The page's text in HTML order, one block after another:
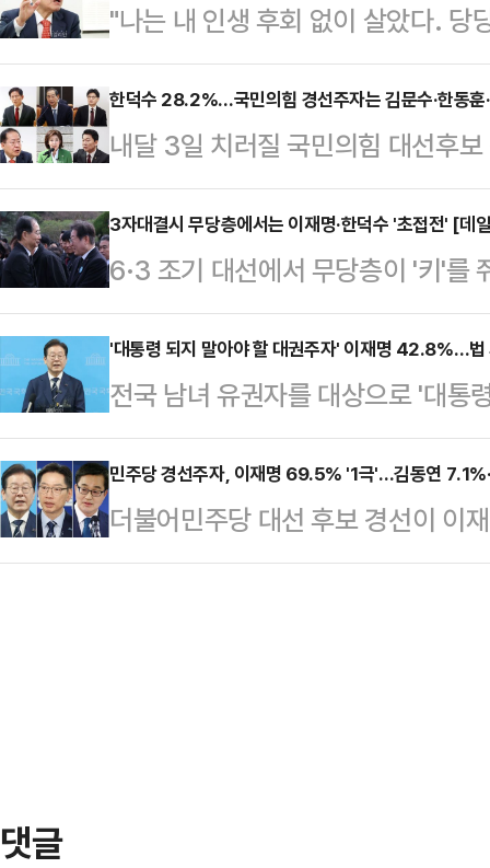
"나는 내 인생 후회 없이 살았다. 당
진 홍준표 국민의힘 경선 예비후
라고 표현한다. 이재명 더불어민주
등 대외적으로 강한 면모를 지닌 정
기 위해 고안된 정치적 자신감이다.
히 '잘 싸운다'는 의미에서 태어난
·정치 철학과 확실한 정국 파악에
한 것…
한덕수 28.2%…국민의힘 경선주자는 김문수·한동
내달 3일 치러질 국민의힘 대선후
한덕수 대통령 권한대행 국무총리
지지율 1위에 올라섰다.경선에 나
위였던 김문수 예비후보를 한동훈
도가 무르익고 있다.데일리안이 여
해 지난 14~15일 무선 100% ARS
총 459명을 대상으로 '6월 3일 조
적합한지'를…
3자대결시 무당층에서는 이재명·한덕수 '초접전' [데
6·3 조기 대선에서 무당층이 '키'를
더불어민주당 예비후보와 범보수
고 가상 3자 대결을 벌인 결과, 무
를 상대로 한덕수 대통령 권한대행
어민주당 예비후보와 접전을 벌이
마 여부와 관련해 명확한 입장을 밝
'한덕수 차출론'은 점점 거세지는
의힘 경선 예비…
'대통령 되지 말아야 할 대권주자' 이재명 42.8%…
전국 남녀 유권자를 대상으로 '대통
결과, 이재명 예비후보라는 응답이
조사에서 42.8%를 얻으며 다른 여
1위를 기록했다.데일리안이 여론
지난 14~15일 100% 무선 RDD
민주당 경선주자, 이재명 69.5% '1극'…김동연
더불어민주당 대선 후보 경선이 이
로 치러지는 가운데, 이재명 예비
댓글